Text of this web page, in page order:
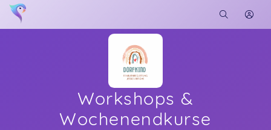
Workshops &
Wochenendkurse